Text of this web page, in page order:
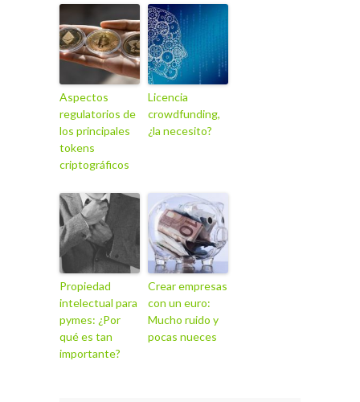
Aspectos
regulatorios de
los principales
tokens
criptográficos
Licencia
crowdfunding,
¿la necesito?
Propiedad
intelectual para
pymes: ¿Por
qué es tan
importante?
Crear empresas
con un euro:
Mucho ruido y
pocas nueces